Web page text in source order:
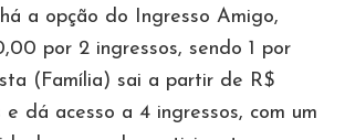
a opção do Ingresso Amigo,
por 2 ingressos, sendo 1 por
(Família) sai a partir de R$
dá acesso a 4 ingressos, com um